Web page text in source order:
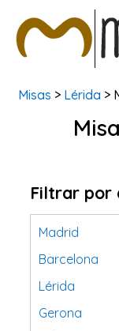
BUSCAR MISAS
Misas > Lérida >
Filtrar por
Madrid
Barcelona
Lérida
Gerona